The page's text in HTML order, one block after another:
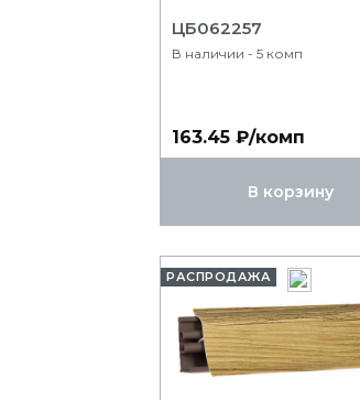
ЦБ062257
В наличии - 5 комп
163.45 ₽/комп
В корзину
РАСПРОДАЖА